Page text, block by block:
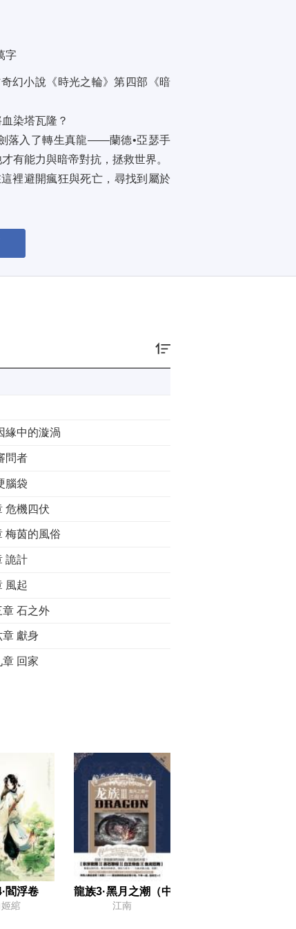
字
幻小說《時光之輪》第四部《暗
染塔瓦隆？
落入了轉生真龍——蘭德•亞瑟手
有能力與暗帝對抗，拯救世界。
裡避開瘋狂與死亡，尋找到屬於
緣中的漩渦
問者
腦袋
危機四伏
梅茵的風俗
詭計
風起
石之外
獻身
回家
章 強烈暴風
章 幻想的真實散落
陷阱
別離得報償
章 金眼
閻浮卷
姬綰
龍族3·黑月之潮（中）
江南